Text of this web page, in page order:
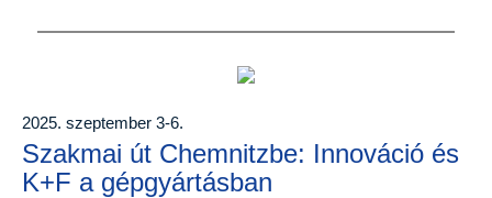
2025. szeptember 3-6.
Szakmai út Chemnitzbe: Innováció és
K+F a gépgyártásban